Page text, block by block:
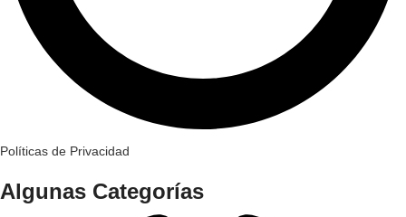
Políticas de Privacidad
Algunas Categorías